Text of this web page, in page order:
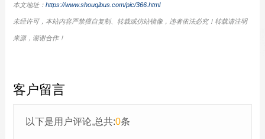
本文地址： https://www.shouqibus.com/pic/366.html
未经许可，本站内容严禁擅自复制、转载或仿站镜像，违者依法必究！转载请注明
来源，谢谢合作！
客户留言
以下是用户评论,总共:0条